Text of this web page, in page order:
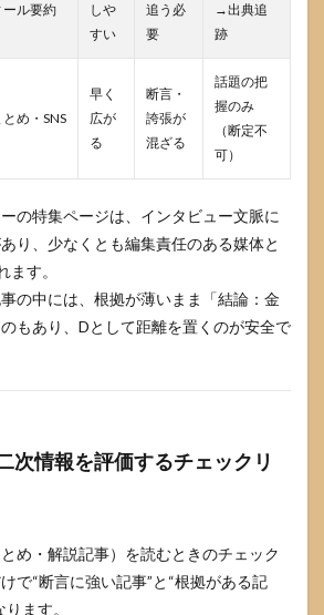
ル要約
しや
すい
追う必
要
→出典追
跡
め・SNS
早く
広が
る
断言・
誇張が
混ざる
話題の把
握のみ
（断定不
可）
の特集ページは、インタビュー文脈に
り、少なくとも編集責任のある媒体と
ます。
の中には、根拠が薄いまま「結論：金
もあり、Dとして距離を置くのが安全で
次情報を評価するチェックリ
め・解説記事）を読むときのチェック
で“断言に強い記事”と“根拠がある記
ます。